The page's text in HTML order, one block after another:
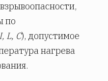
по
L, С), допустимое
нагрева